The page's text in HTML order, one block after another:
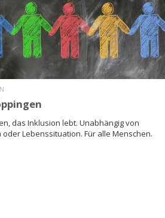
READ MORE
das Inklusion lebt. Unabhängig von
oder Lebenssituation. Für alle Menschen.